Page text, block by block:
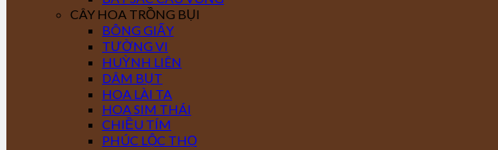
CÂY HOA TRỒNG BỤI
BÔNG GIẤY
TƯỜNG VI
HUỲNH LIÊN
DÂM BỤT
HOA LÀI TA
HOA SIM THÁI
CHIỀU TÍM
PHÚC LỘC THỌ